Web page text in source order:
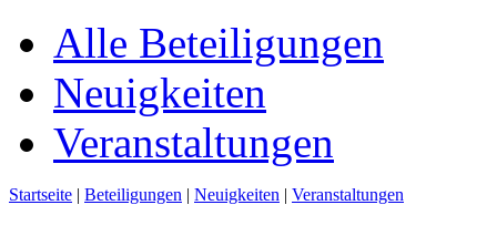
Alle Beteiligungen
Neuigkeiten
Veranstaltungen
Startseite | Beteiligungen | Neuigkeiten | Veranstaltungen